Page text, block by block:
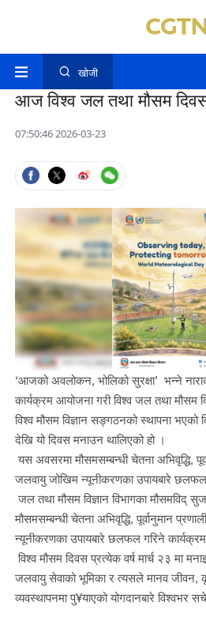
खोजी
आज विश्व जल तथा मौसम
07:50:46 2026-03-23
‘आजको अवलोकन, भोलिको सुरक्षा’ भन्ने
कार्यक्रम आयोजना गरी विश्व जल तथा
विश्व मौसम विज्ञान सङ्गठनको स्थापना
देखि यो दिवस मनाउन थालिएको हो ।
यस अवसरमा मौसमसम्बन्धी चेतना अभिवृद्धि,
जलवायु जोखिम न्यूनीकरणका उपायबारे
जल तथा मौसम विज्ञान विभागका मौसमविद्
मौसमसम्बन्धी चेतना अभिवृद्धि, पूर्वानुमान
न्यूनीकरणका उपायबारे छलफल गरिने
विश्व मौसम दिवस प्रत्येक वर्ष मार्च २३ मा
जलवायु सेवाको भूमिका र त्यसले मानव जीवन,
व्यवस्थापनमा पु¥याएको योगदानबारे विश्वभर